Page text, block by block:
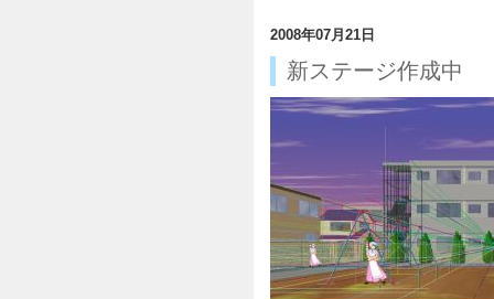
2008年07月21日
新ステージ作成中